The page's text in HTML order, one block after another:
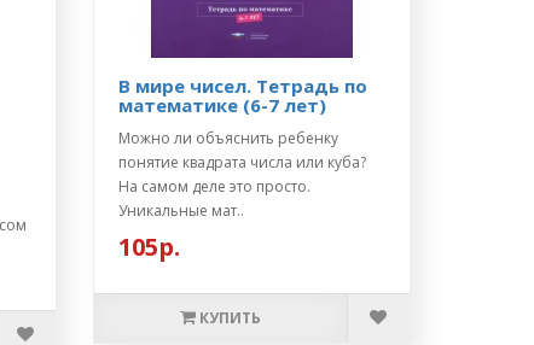
В мире чисел. Тетрадь по
математике (6-7 лет)
Можно ли объяснить ребенку
понятие квадрата числа или куба?
На самом деле это просто.
Уникальные мат..
105р.
КУПИТЬ